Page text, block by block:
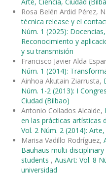
Rosa Belén Ardid Pérez,
técnica release y el
Núm. 1 (2025):
Reconocimiento y
y su transmisión
Francisco Javier Alda
Núm. 1 (2014):
Ainhoa Akutain Ziarrusta,
Núm. 1-2 (2013): I
Ciudad (Bilbao)
Antonio Collados Alcaide,
en las prácticas artísticas
Vol. 2 Núm. 2 (2014):
Marisa Vadillo Rodríguez,
Bauhaus multi-
students , AusArt: Vol. 8
universidad